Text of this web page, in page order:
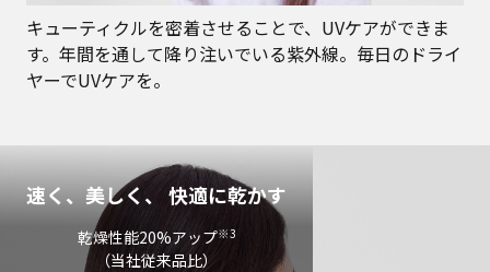
キューティクルを密着させることで、UVケアができま
す。年間を通して降り注いでいる紫外線。毎日のドライ
ヤーでUVケアを。
速く、美しく、 快適に乾かす
乾燥性能20%アップ※3
（当社従来品比）